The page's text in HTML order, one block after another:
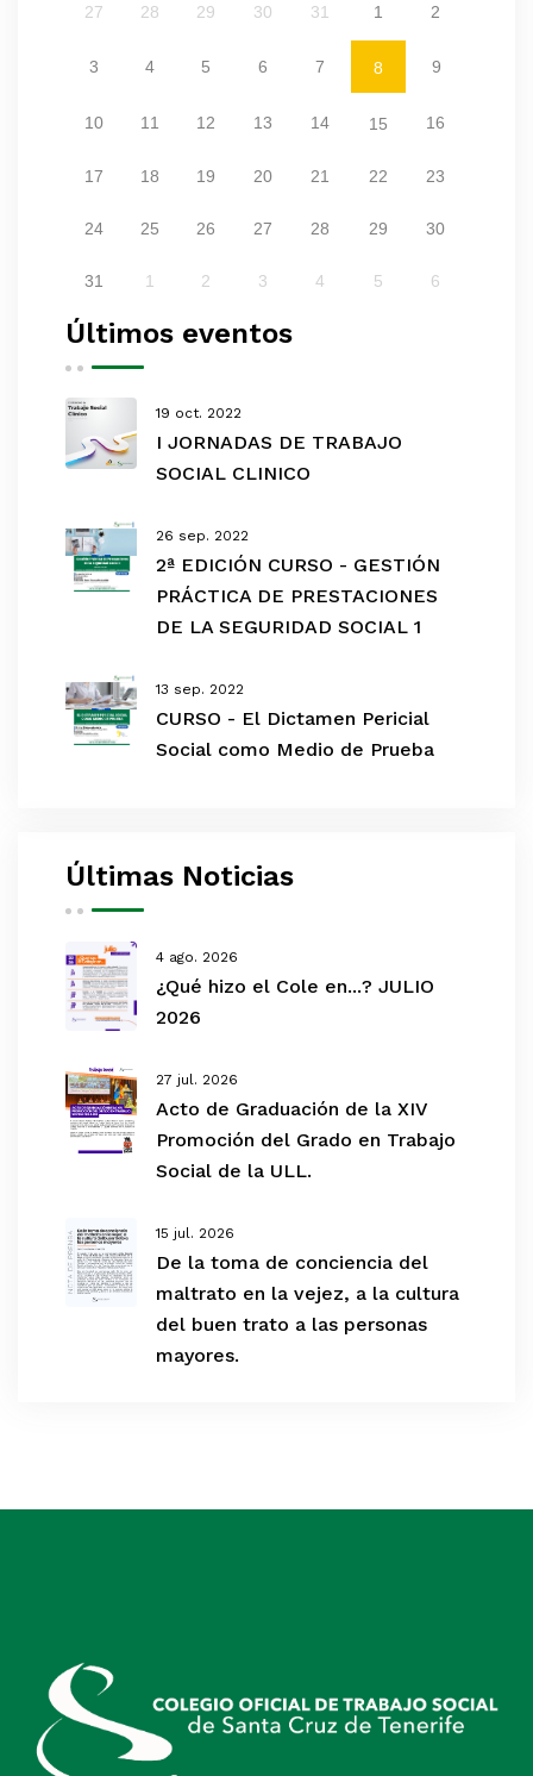
27 28 29 30 31 1 2
3 4 5 6 7 8 9
10 11 12 13 14 15 16
17 18 19 20 21 22 23
24 25 26 27 28 29 30
31 1 2 3 4 5 6
Últimos eventos
19 oct. 2022
I JORNADAS DE TRABAJO
SOCIAL CLINICO
26 sep. 2022
2ª EDICIÓN CURSO - GESTIÓN
PRÁCTICA DE PRESTACIONES
DE LA SEGURIDAD SOCIAL 1
13 sep. 2022
CURSO - El Dictamen Pericial
Social como Medio de Prueba
Últimas Noticias
4 ago. 2026
¿Qué hizo el Cole en...? JULIO
2026
27 jul. 2026
Acto de Graduación de la XIV
Promoción del Grado en Trabajo
Social de la ULL.
15 jul. 2026
De la toma de conciencia del
maltrato en la vejez, a la cultura
del buen trato a las personas
mayores.